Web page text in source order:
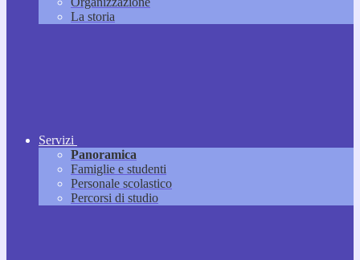
La storia
Servizi
Panoramica
Famiglie e studenti
Personale scolastico
Percorsi di studio